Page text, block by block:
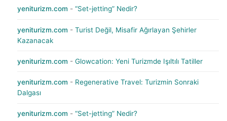
yeniturizm.com - “Set-jetting” Nedir?
yeniturizm.com - Turist Değil, Misafir Ağırlayan Şehirler
Kazanacak
yeniturizm.com - Glowcation: Yeni Turizmde Işıltılı Tatiller
yeniturizm.com - Regenerative Travel: Turizmin Sonraki
Dalgası
yeniturizm.com - “Set-jetting” Nedir?